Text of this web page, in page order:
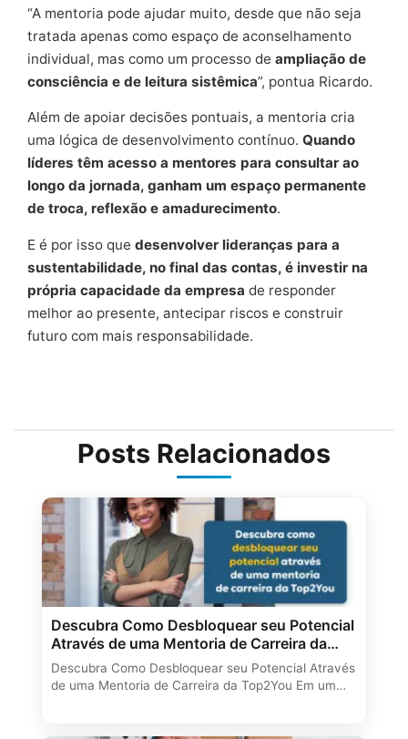
“A mentoria pode ajudar muito, desde que não seja
tratada apenas como espaço de aconselhamento
individual, mas como um processo de ampliação de
consciência e de leitura sistêmica”, pontua Ricardo.
Além de apoiar decisões pontuais, a mentoria cria
uma lógica de desenvolvimento contínuo. Quando
líderes têm acesso a mentores para consultar ao
longo da jornada, ganham um espaço permanente
de troca, reflexão e amadurecimento.
E é por isso que desenvolver lideranças para a
sustentabilidade, no final das contas, é investir na
própria capacidade da empresa de responder
melhor ao presente, antecipar riscos e construir
futuro com mais responsabilidade.
Posts Relacionados
Descubra Como Desbloquear seu Potencial
Através de uma Mentoria de Carreira da
Top2You
Descubra Como Desbloquear seu Potencial Através
de uma Mentoria de Carreira da Top2You Em um…